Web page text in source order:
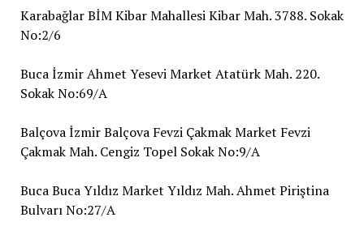
Karabağlar BİM Kibar Mahallesi Kibar Mah. 3788. Sokak
No:2/6
Buca İzmir Ahmet Yesevi Market Atatürk Mah. 220.
Sokak No:69/A
Balçova İzmir Balçova Fevzi Çakmak Market Fevzi
Çakmak Mah. Cengiz Topel Sokak No:9/A
Buca Buca Yıldız Market Yıldız Mah. Ahmet Piriştina
Bulvarı No:27/A